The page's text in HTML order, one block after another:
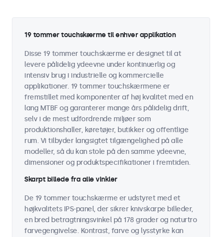
19 tommer touchskærme til enhver applikation
Disse 19 tommer touchskærme er designet til at
levere pålidelig ydeevne under kontinuerlig og
intensiv brug i industrielle og kommercielle
applikationer. 19 tommer touchskærmene er
fremstillet med komponenter af høj kvalitet med en
lang MTBF og garanterer mange års pålidelig drift,
selv i de mest udfordrende miljøer som
produktionshaller, køretøjer, butikker og offentlige
rum. Vi tilbyder langsigtet tilgængelighed på alle
modeller, så du kan stole på den samme ydeevne,
dimensioner og produktspecifikationer i fremtiden.
Skarpt billede fra alle vinkler
De 19 tommer touchskærme er udstyret med et
højkvalitets IPS-panel, der sikrer knivskarpe billeder,
en bred betragtningsvinkel på 178 grader og naturtro
farvegengivelse. Kontrast, farve og lysstyrke kan